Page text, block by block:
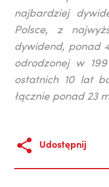
najbardziej
Polsce, z
dywidend, ponad
odrodzonej w
ostatnich 10 lat
łącznie ponad 23
Udostępnij